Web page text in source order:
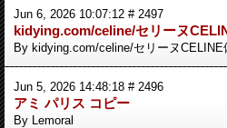
Jun 6, 2026 10:07:12 # 2497
kidying.com/celine/セリーヌ
By kidying.com/celine/セリーヌCELINE
Jun 5, 2026 14:48:18 # 2496
アミ パリス コピー
By Lemoral